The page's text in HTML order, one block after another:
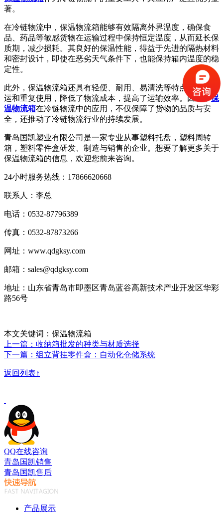
著。
在冷链物流中，保温物流箱能够有效隔离外界温度，确保食
品、药品等敏感货物在运输过程中保持恒定温度，从而延长保
质期，减少损耗。其良好的保温性能，得益于先进的隔热材料
和密封设计，即使在恶劣天气条件下，也能保持箱内温度的稳
定性。
此外，保温物流箱还具有轻便、耐用、易清洗等特点，便于搬
运和重复使用，降低了物流成本，提高了运输效率。因此，保
温物流箱在冷链物流中的应用，不仅保障了货物的品质与安
全，还推动了冷链物流行业的持续发展。
青岛国凯塑业有限公司是一家专业从事塑料托盘，塑料周转
箱，塑料零件盒研发、制造与销售的企业。想要了解更多关于
保温物流箱的信息，欢迎您前来咨询。
24小时服务热线：17866620668
联系人：李总
电话：0532-87796389
传真：0532-87873266
网址：www.qdgksy.com
邮箱：sales@qdgksy.com
地址：山东省青岛市即墨区青岛蓝谷高新技术产业开发区华彩
路56号
本文关键词：保温物流箱
上一篇：收纳箱批发的种类与材质选择
下一篇：组立背挂零件盒：自动化仓储系统
返回列表↑
QQ在线咨询
青岛国凯销售
青岛国凯售后
产品展示